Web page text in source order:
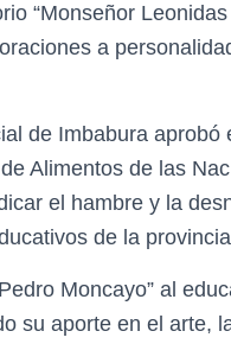
“Monseñor
a
de Imbabura aprobó
Alimentos de las
el hambre y la
de la
Moncayo” al
su aporte en el arte,